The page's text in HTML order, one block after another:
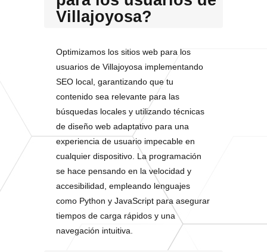
Villajoyosa?
Optimizamos los sitios web para los
usuarios de Villajoyosa implementando
SEO local, garantizando que tu
contenido sea relevante para las
búsquedas locales y utilizando técnicas
de diseño web adaptativo para una
experiencia de usuario impecable en
cualquier dispositivo. La programación
se hace pensando en la velocidad y
accesibilidad, empleando lenguajes
como Python y JavaScript para asegurar
tiempos de carga rápidos y una
navegación intuitiva.